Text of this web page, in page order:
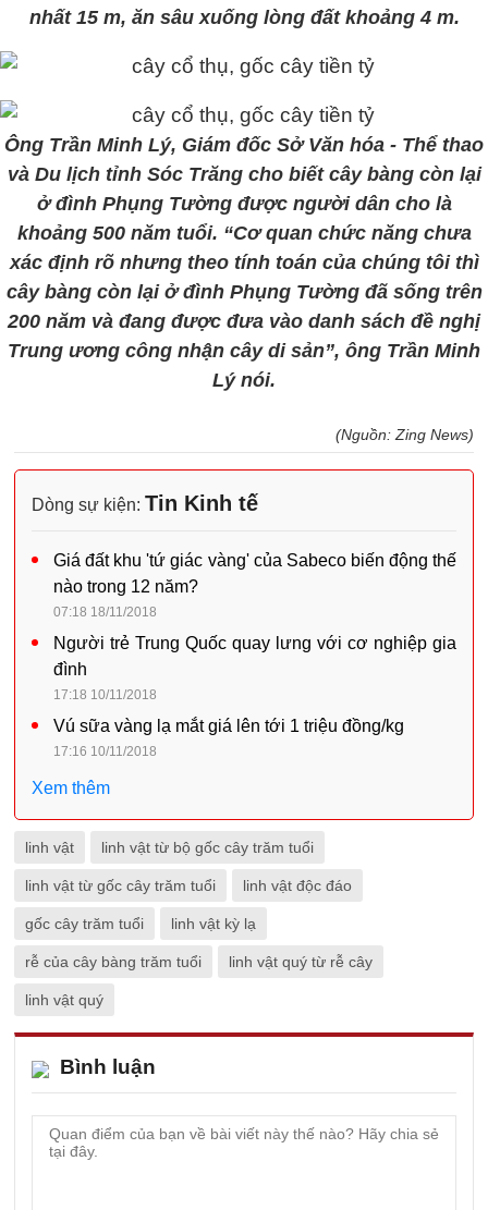
nhất 15 m, ăn sâu xuống lòng đất khoảng 4 m.
Ông Trần Minh Lý, Giám đốc Sở Văn hóa - Thể thao
và Du lịch tỉnh Sóc Trăng cho biết cây bàng còn lại
ở đình Phụng Tường được người dân cho là
khoảng 500 năm tuổi. “Cơ quan chức năng chưa
xác định rõ nhưng theo tính toán của chúng tôi thì
cây bàng còn lại ở đình Phụng Tường đã sống trên
200 năm và đang được đưa vào danh sách đề nghị
Trung ương công nhận cây di sản”, ông Trần Minh
Lý nói.
(Nguồn: Zing News)
Dòng sự kiện: Tin Kinh tế
Giá đất khu 'tứ giác vàng' của Sabeco biến động thế
nào trong 12 năm?
07:18 18/11/2018
Người trẻ Trung Quốc quay lưng với cơ nghiệp gia
đình
17:18 10/11/2018
Vú sữa vàng lạ mắt giá lên tới 1 triệu đồng/kg
17:16 10/11/2018
Xem thêm
linh vật linh vật từ bộ gốc cây trăm tuổi
linh vật từ gốc cây trăm tuổi linh vật độc đáo
gốc cây trăm tuổi linh vật kỳ lạ
rễ của cây bàng trăm tuổi linh vật quý từ rễ cây
linh vật quý
Bình luận